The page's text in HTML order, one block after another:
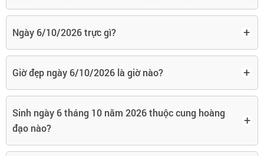
Ngày 6/10/2026 trực gì? +
Giờ đẹp ngày 6/10/2026 là giờ nào? +
Sinh ngày 6 tháng 10 năm 2026 thuộc cung hoàng
đạo nào?
+